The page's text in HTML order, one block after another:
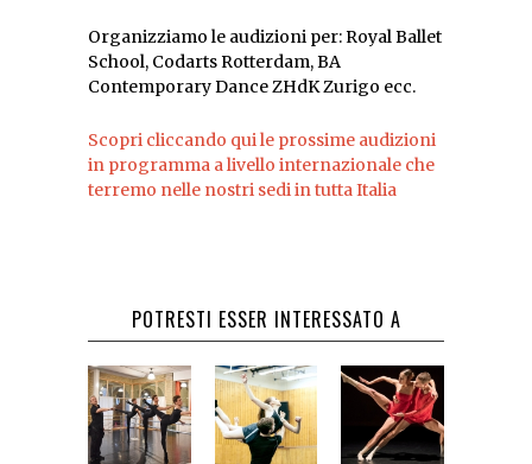
Organizziamo le audizioni per: Royal Ballet
School, Codarts Rotterdam, BA
Contemporary Dance ZHdK Zurigo ecc.
Scopri cliccando qui le prossime audizioni
in programma a livello internazionale che
terremo nelle nostri sedi in tutta Italia
POTRESTI ESSER INTERESSATO A